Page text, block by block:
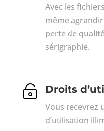
Avec les
même
perte de
sérigraphie.
 Droits
Vous recevrez
d’utilisation